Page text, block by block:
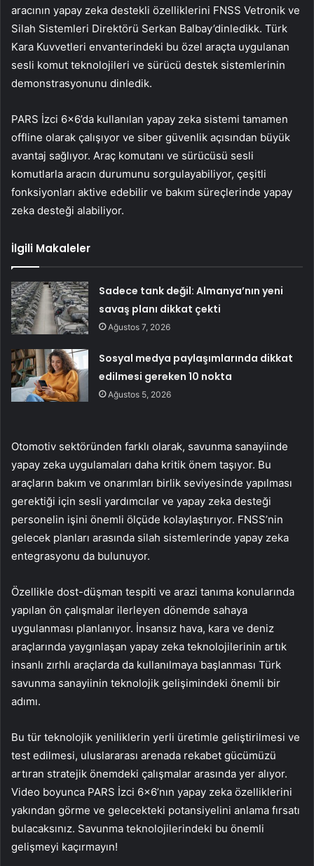
aracının yapay zeka destekli özelliklerini FNSS Vetronik ve
Silah Sistemleri Direktörü Serkan Balbay’dinledikk. Türk
Kara Kuvvetleri envanterindeki bu özel araçta uygulanan
sesli komut teknolojileri ve sürücü destek sistemlerinin
demonstrasyonunu dinledik.
PARS İzci 6×6’da kullanılan yapay zeka sistemi tamamen
offline olarak çalışıyor ve siber güvenlik açısından büyük
avantaj sağlıyor. Araç komutanı ve sürücüsü sesli
komutlarla aracın durumunu sorgulayabiliyor, çeşitli
fonksiyonları aktive edebilir ve bakım süreçlerinde yapay
zeka desteği alabiliyor.
İlgili Makaleler
Sadece tank değil: Almanya’nın yeni
savaş planı dikkat çekti
Ağustos 7, 2026
Sosyal medya paylaşımlarında dikkat
edilmesi gereken 10 nokta
Ağustos 5, 2026
Otomotiv sektöründen farklı olarak, savunma sanayiinde
yapay zeka uygulamaları daha kritik önem taşıyor. Bu
araçların bakım ve onarımları birlik seviyesinde yapılması
gerektiği için sesli yardımcılar ve yapay zeka desteği
personelin işini önemli ölçüde kolaylaştırıyor. FNSS’nin
gelecek planları arasında silah sistemlerinde yapay zeka
entegrasyonu da bulunuyor.
Özellikle dost-düşman tespiti ve arazi tanıma konularında
yapılan ön çalışmalar ilerleyen dönemde sahaya
uygulanması planlanıyor. İnsansız hava, kara ve deniz
araçlarında yaygınlaşan yapay zeka teknolojilerinin artık
insanlı zırhlı araçlarda da kullanılmaya başlanması Türk
savunma sanayiinin teknolojik gelişimindeki önemli bir
adımı.
Bu tür teknolojik yeniliklerin yerli üretimle geliştirilmesi ve
test edilmesi, uluslararası arenada rekabet gücümüzü
artıran stratejik önemdeki çalışmalar arasında yer alıyor.
Video boyunca PARS İzci 6×6’nın yapay zeka özelliklerini
yakından görme ve gelecekteki potansiyelini anlama fırsatı
bulacaksınız. Savunma teknolojilerindeki bu önemli
gelişmeyi kaçırmayın!